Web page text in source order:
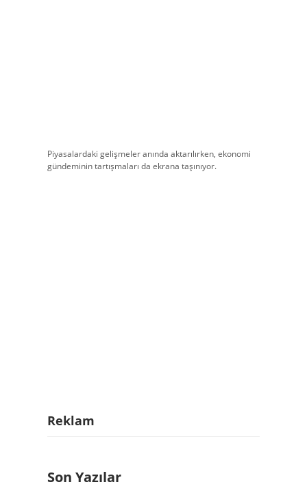
Piyasalardaki gelişmeler anında aktarılırken, ekonomi
gündeminin tartışmaları da ekrana taşınıyor.
Reklam
Son Yazılar